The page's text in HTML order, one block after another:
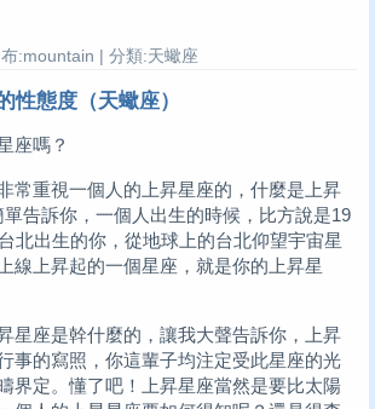
:mountain | 分類:天蠍座
性態度（天蠍座）
嗎？
重視一個人的上昇星座的，什麼是上昇
告訴你，一個人出生的時候，比方說是19
北出生的你，從地球上的台北仰望宇宙星
線上昇起的一個星座，就是你的上昇星
座是幹什麼的，讓我大聲告訴你，上昇
事的寫照，你這輩子均注定受此星座的光
界定。懂了吧！上昇星座當然是要比太陽